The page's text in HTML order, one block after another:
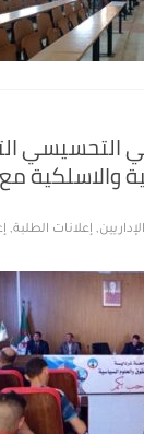
التحسيسي
والاسلكية
, إعلانات الطلبة,